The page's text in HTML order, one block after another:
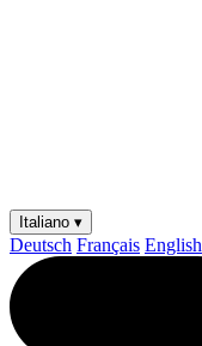
Italiano ▾
Deutsch Français English